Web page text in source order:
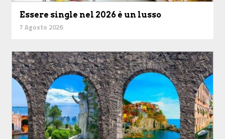
Essere single nel 2026 è un lusso
7 Agosto 2026